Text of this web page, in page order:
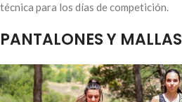
técnica para los días de competición.
PANTALONES Y MALLAS